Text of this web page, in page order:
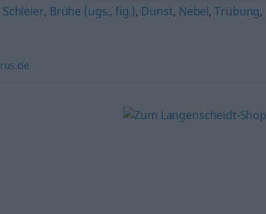
Schleier, Brühe (ugs., fig.), Dunst, Nebel,Trübung,